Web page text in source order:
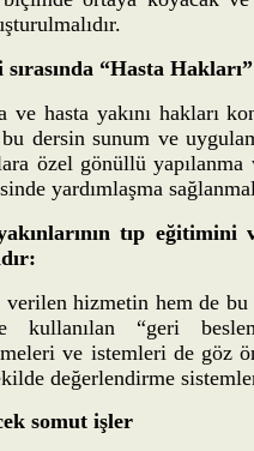
sırasında “Hasta
ve hasta yakını hakları
dersin sunum ve
özel gönüllü
yardımlaşma
tıp
verilen hizmetin hem de
kullanılan “geri
ve istemleri de göz
değerlendirme
somut işler